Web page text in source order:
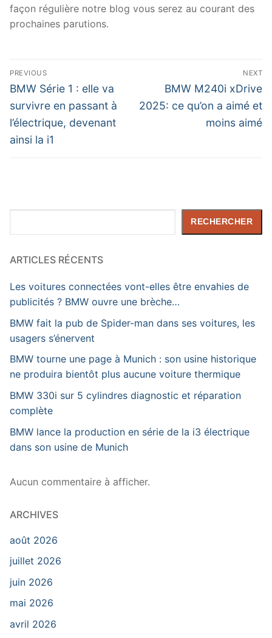
façon régulière notre blog vous serez au courant des
prochaines parutions.
Navigation
de
l’article
PREVIOUS
Previous
post:
BMW Série 1 : elle va
survivre en passant à
l’électrique, devenant
ainsi la i1
NEXT
Next
post:
BMW M240i xDrive
2025: ce qu’on a aimé et
moins aimé
RECHERCHER
ARTICLES RÉCENTS
Les voitures connectées vont-elles être envahies de
publicités ? BMW ouvre une brèche…
BMW fait la pub de Spider-man dans ses voitures, les
usagers s’énervent
BMW tourne une page à Munich : son usine historique
ne produira bientôt plus aucune voiture thermique
BMW 330i sur 5 cylindres diagnostic et réparation
complète
BMW lance la production en série de la i3 électrique
dans son usine de Munich
Aucun commentaire à afficher.
ARCHIVES
août 2026
juillet 2026
juin 2026
mai 2026
avril 2026